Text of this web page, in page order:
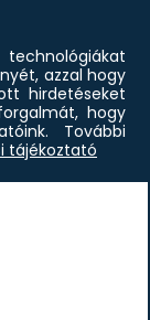
azzal hogy
hirdetéseket
hogy
További
tájékoztató